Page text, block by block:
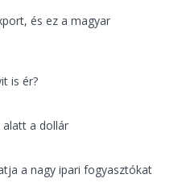
és ez a magyar
is ér?
a dollár
a nagy ipari fogyasztókat